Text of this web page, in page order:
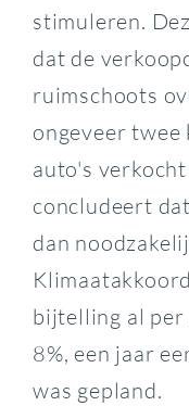
stimuleren.
dat de
ruimschoots
ongeveer
auto's
concludeert
dan
bijtelling al
8%, een jaar
was gepland.